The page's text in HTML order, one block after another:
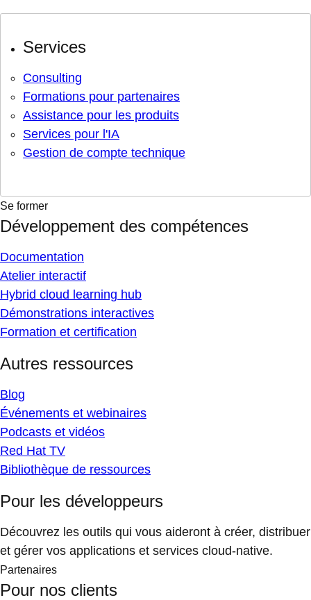
Services
Consulting
Formations pour partenaires
Assistance pour les produits
Services pour l'IA
Gestion de compte technique
Se former
Développement des compétences
Documentation
Atelier interactif
Hybrid cloud learning hub
Démonstrations interactives
Formation et certification
Autres ressources
Blog
Événements et webinaires
Podcasts et vidéos
Red Hat TV
Bibliothèque de ressources
Pour les développeurs
Découvrez les outils qui vous aideront à créer, distribuer
et gérer vos applications et services cloud-native.
Partenaires
Pour nos clients